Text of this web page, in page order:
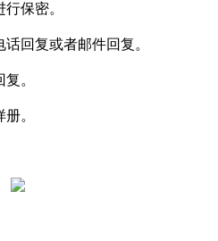
保密。
回复或者邮件回复。
。
。